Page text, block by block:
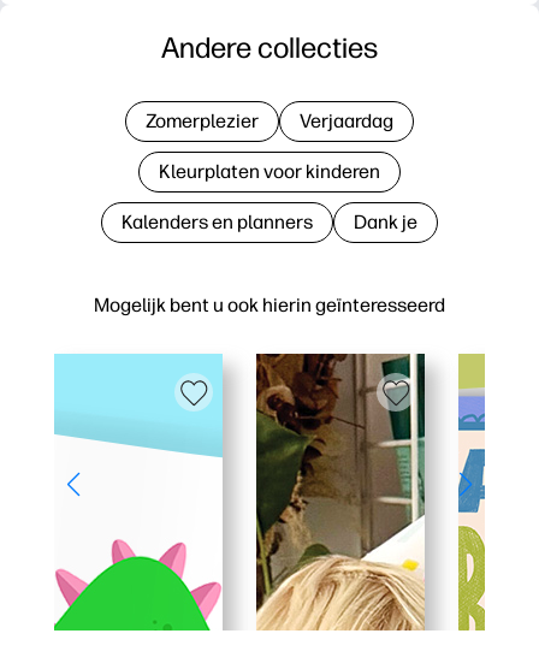
Mogelijk bent u ook hierin geïnteresseerd
Andere collecties
Zomerplezier Verjaardag
Kleurplaten voor kinderen
Kalenders en planners Dank je